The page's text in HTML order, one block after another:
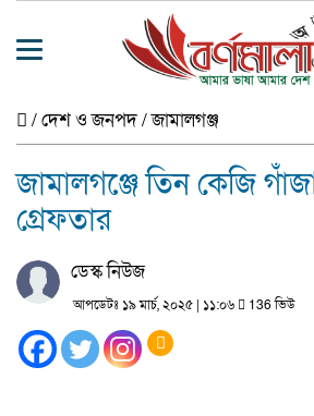
/দেশ ও জনপদ/জামালগঞ্জ
জামালগঞ্জে তিন কেজি
গ্রেফতার
ডেস্ক নিউজ
আপডেটঃ ১৯ মার্চ, ২০২৫ | ১১:০৬ 136 ভিউ